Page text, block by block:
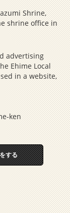
Shrine,
shrine office in
advertising
Ehime Local
in a website,
ken
する